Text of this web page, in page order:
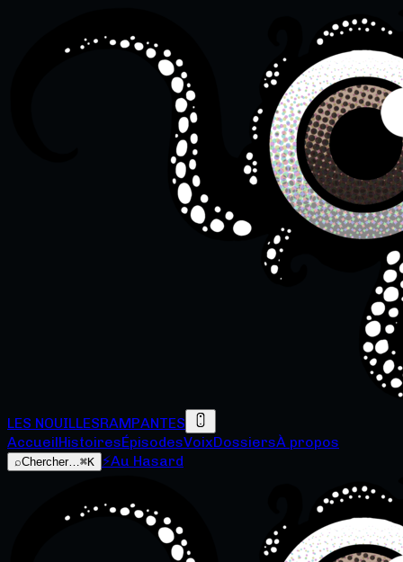
LES NOUILLESRAMPANTES
AccueilHistoiresÉpisodesVoixDossiersÀ propos
⌕Chercher…⌘K ⚡Au Hasard